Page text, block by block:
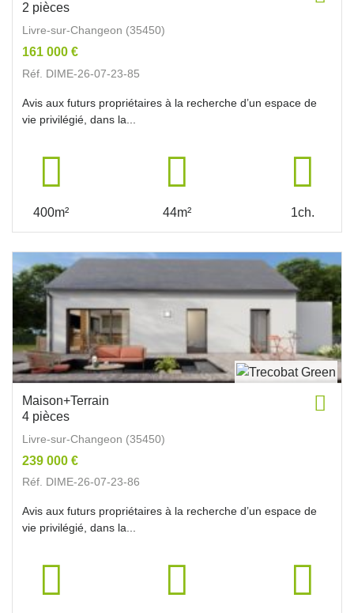
2 pièces
Livre-sur-Changeon (35450)
161 000 €
Réf. DIME-26-07-23-85
Avis aux futurs propriétaires à la recherche d’un espace de
vie privilégié, dans la...
400m² 44m² 1ch.
Maison+Terrain
4 pièces
Livre-sur-Changeon (35450)
239 000 €
Réf. DIME-26-07-23-86
Avis aux futurs propriétaires à la recherche d’un espace de
vie privilégié, dans la...